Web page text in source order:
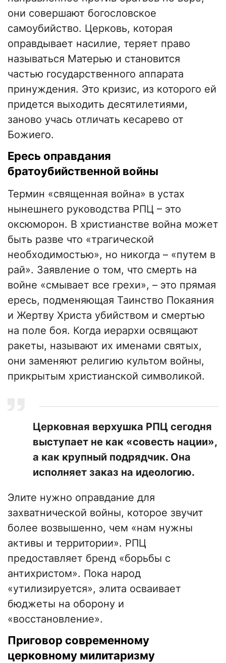
они совершают богословское
самоубийство. Церковь, которая
оправдывает насилие, теряет право
называться Матерью и становится
частью государственного аппарата
принуждения. Это кризис, из которого ей
придется выходить десятилетиями,
заново учась отличать кесарево от
Божиего.
​Ересь оправдания
братоубийственной войны
​Термин «священная война» в устах
нынешнего руководства РПЦ – это
оксюморон. В христианстве война может
быть разве что «трагической
необходимостью», но никогда – «путем в
рай». Заявление о том, что смерть на
войне «смывает все грехи», – это прямая
ересь, подменяющая Таинство Покаяния
и Жертву Христа убийством и смертью
на поле боя. Когда иерархи освящают
ракеты, называют их именами святых,
они заменяют религию культом войны,
прикрытым христианской символикой.
​Церковная верхушка РПЦ сегодня
выступает не как «совесть нации»,
а как крупный подрядчик. Она
исполняет заказ на идеологию.
Элите нужно оправдание для
захватнической войны, которое звучит
более возвышенно, чем «нам нужны
активы и территории». РПЦ
предоставляет бренд «борьбы с
антихристом». Пока народ
«утилизируется», элита осваивает
бюджеты на оборону и
«восстановление».
​Приговор современному
церковному милитаризму